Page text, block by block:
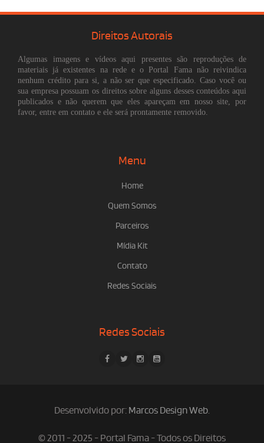
Direitos Autorais
Algumas imagens e vídeos aqui presentes são reproduções de
materiais já existentes na rede e o Portal Fama não reivindica
nenhum crédito para si, a não ser que especificado. Caso você ou
sua empresa possuam os direitos sobre alguns desses conteúdos aqui
publicados e não querem que eles apareçam em nosso site, por
favor, entre em contato e ele será prontamente removido.
Menu
Home
Quem Somos
Parceiros
Mídia Kit
Contato
Redes Sociais
Redes Sociais
Desenvolvido por: Marcos Design Web.
© 2011 - 2025 - Portal Fama - Todos os Direitos